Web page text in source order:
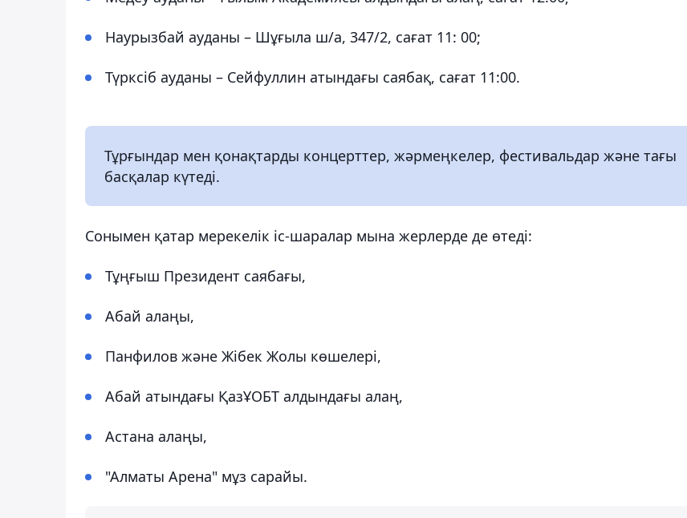
Наурызбай ауданы – Шұғыла ш/а, 347/2, сағат 11: 00;
Түрксіб ауданы – Сейфуллин атындағы саябақ, сағат 11:00.
Тұрғындар мен қонақтарды концерттер, жәрмеңкелер, фестивальдар және тағы
басқалар күтеді.
Сонымен қатар мерекелік іс-шаралар мына жерлерде де өтеді:
Тұңғыш Президент саябағы,
Абай алаңы,
Панфилов және Жібек Жолы көшелері,
Абай атындағы ҚазҰОБТ алдындағы алаң,
Астана алаңы,
"Алматы Арена" мұз сарайы.